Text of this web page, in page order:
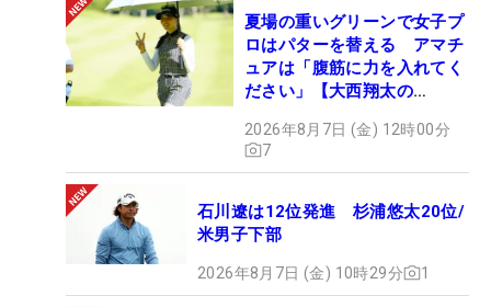
夏場の重いグリーンで女子プ
ロはパターを替える アマチ
ュアは「腹筋に力を入れてく
ださい」【大西翔太の
2026年8月7日 (金) 12時00分
7
石川遼は12位発進 杉浦悠太20位/
米男子下部
2026年8月7日 (金) 10時29分 1